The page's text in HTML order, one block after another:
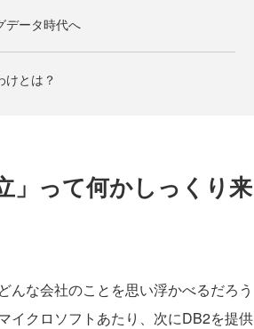
データ時代へ
けとは？
」って何かしっくり来
な会社のことを思い浮かべるだろう
クロソフトあたり、次にDB2を提供